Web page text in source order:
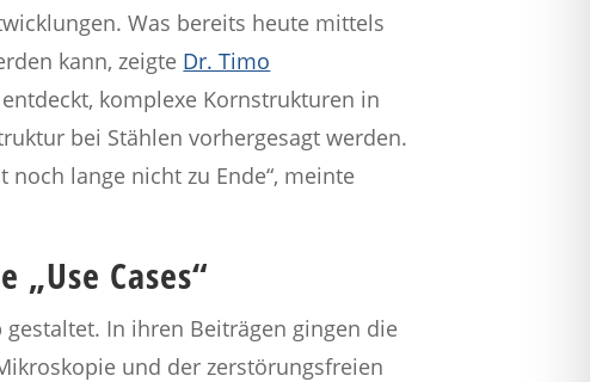
Was bereits heute mittels
kann, zeigte Dr. Timo
komplexe Kornstrukturen in
bei Stählen vorhergesagt werden.
lange nicht zu Ende“, meinte
Cases“
In ihren Beiträgen gingen die
und der zerstörungsfreien